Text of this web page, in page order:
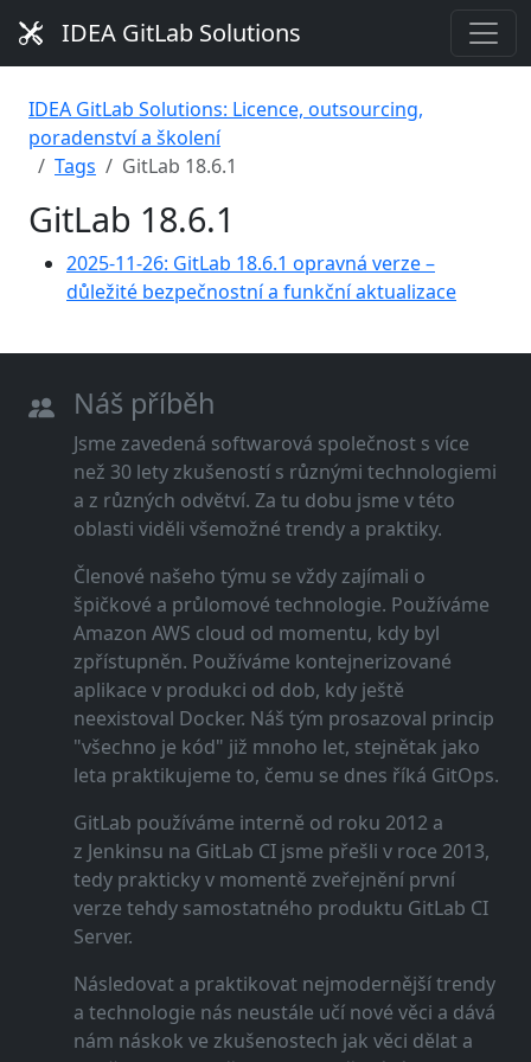
IDEA GitLab Solutions
IDEA GitLab Solutions: Licence, outsourcing,
poradenství a školení
Tags
GitLab 18.6.1
GitLab 18.6.1
2025-11-26: GitLab 18.6.1 opravná verze –
důležité bezpečnostní a funkční aktualizace
Náš příběh
Jsme zavedená softwarová společnost s více
než 30 lety zkušeností s různými technologiemi
a z různých odvětví. Za tu dobu jsme v této
oblasti viděli všemožné trendy a praktiky.
Členové našeho týmu se vždy zajímali o
špičkové a průlomové technologie. Používáme
Amazon AWS cloud od momentu, kdy byl
zpřístupněn. Používáme kontejnerizované
aplikace v produkci od dob, kdy ještě
neexistoval Docker. Náš tým prosazoval princip
"všechno je kód" již mnoho let, stejnětak jako
leta praktikujeme to, čemu se dnes říká GitOps.
GitLab používáme interně od roku 2012 a
z Jenkinsu na GitLab CI jsme přešli v roce 2013,
tedy prakticky v momentě zveřejnění první
verze tehdy samostatného produktu GitLab CI
Server.
Následovat a praktikovat nejmodernější trendy
a technologie nás neustále učí nové věci a dává
nám náskok ve zkušenostech jak věci dělat a